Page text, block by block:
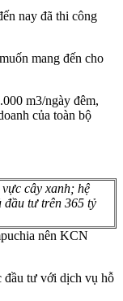
nay đã thi công
mang đến cho
m3/ngày đêm,
của toàn bộ
cây xanh; hệ
đầu tư trên 365 tỷ
nên KCN
đầu tư với dịch vụ hỗ